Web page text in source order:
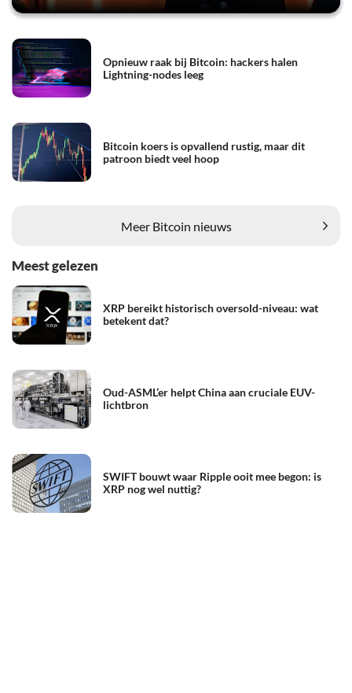
Opnieuw raak bij Bitcoin: hackers halen
Lightning-nodes leeg
Bitcoin koers is opvallend rustig, maar dit
patroon biedt veel hoop
Meer Bitcoin nieuws
Meest gelezen
XRP bereikt historisch oversold-niveau: wat
betekent dat?
Oud-ASML’er helpt China aan cruciale EUV-
lichtbron
SWIFT bouwt waar Ripple ooit mee begon: is
XRP nog wel nuttig?